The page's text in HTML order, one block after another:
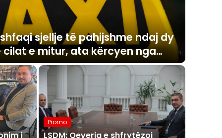
sjellje të pahijshme ndaj dy
e mitur, ata kërcyen nga
i
Promo
LSDM: Qeveria e shfrytëzoi